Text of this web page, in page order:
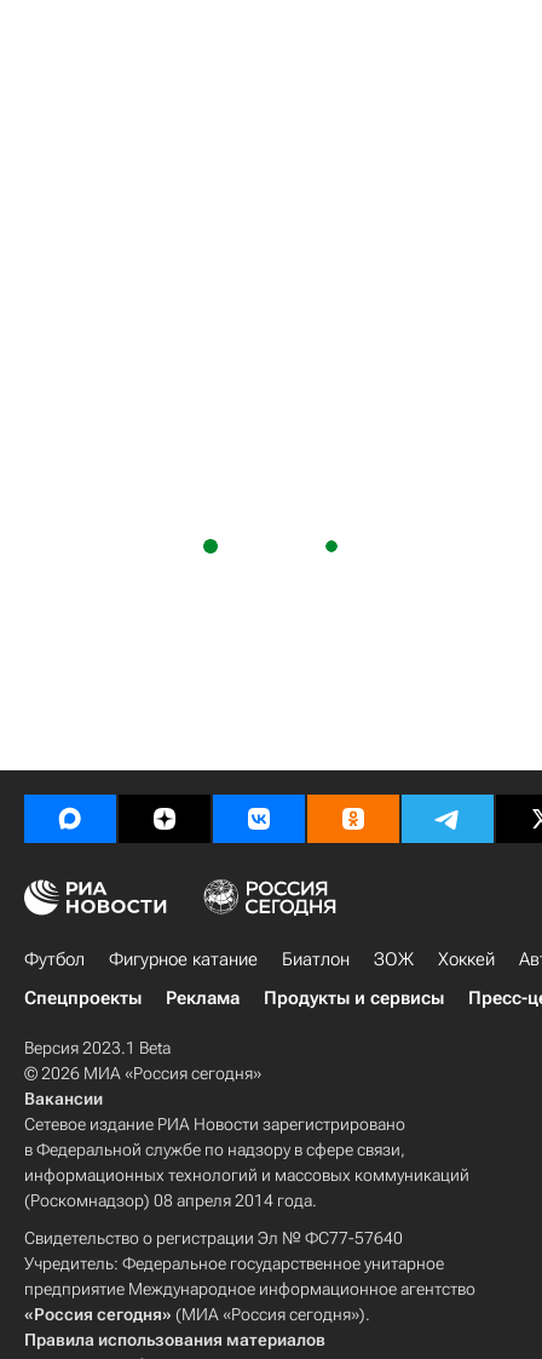
Футбол Фигурное катание Биатлон ЗОЖ Хоккей
Спецпроекты
Реклама Продукты и сервисы Пресс-
Версия 2023.1 Beta
© 2026 МИА «Россия сегодня»
Вакансии
Сетевое издание РИА Новости зарегистрировано
в Федеральной службе по надзору в сфере связи,
информационных технологий и массовых коммуникаций
(Роскомнадзор) 08 апреля 2014 года.
Свидетельство о регистрации Эл № ФС77-57640
Учредитель: Федеральное государственное унитарное
предприятие Международное информационное агентство
«Россия сегодня» (МИА «Россия сегодня»).
Правила использования материалов